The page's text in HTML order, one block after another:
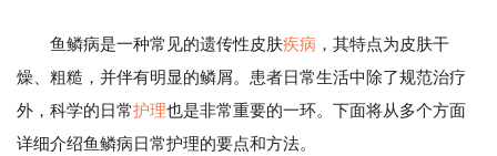
鱼鳞病是一种常见的遗传性皮肤疾病 ，其特点为皮肤干
燥、粗糙，并伴有明显的鳞屑。患者日常生活中除了规范治疗
外，科学的日常护理也是非常重要的一环。下面将从多个方面
详细介绍鱼鳞病日常护理的要点和方法。